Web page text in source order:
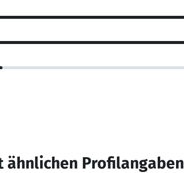
ähnlichen Profilangaben